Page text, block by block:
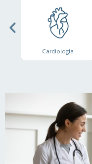
Cardiologia